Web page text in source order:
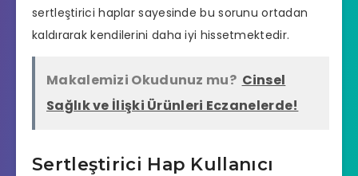
sertleştirici haplar sayesinde bu sorunu ortadan
kaldırarak kendilerini daha iyi hissetmektedir.
Makalemizi Okudunuz mu? Cinsel
Sağlık ve İlişki Ürünleri Eczanelerde!
Sertleştirici Hap Kullanıcı